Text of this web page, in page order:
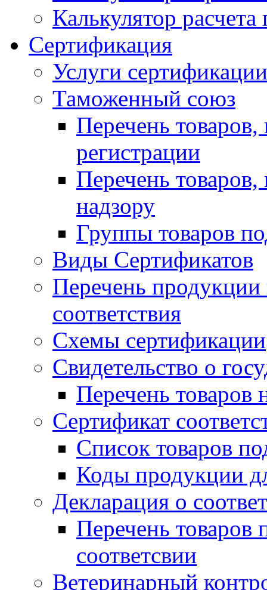
Калькулятор
Сертификация
Услуги сертификации
Таможенный союз
Перечень
регистрации
Перечень
надзору
Группы товаров
Виды Сертификатов
Перечень
соответствия
Схемы сертификации
Свидетельство о
Перечень
Сертификат
Список товаров
Коды продукции
Декларация о
Перечень
соответсвии
Ветеринарный